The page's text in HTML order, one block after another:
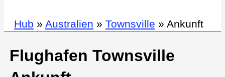
Hub » Australien » Townsville » Ankunft
Flughafen Townsville